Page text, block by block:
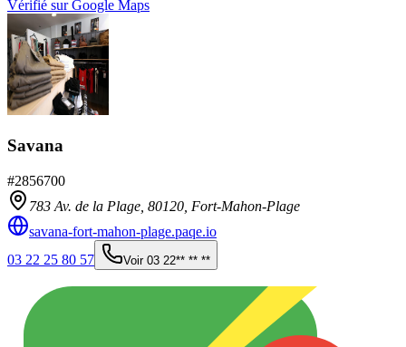
Vérifié sur Google Maps
Savana
#2856700
783 Av. de la Plage, 80120 Fort-Mahon-Plage
savana-fort-mahon-plage.paqe.io
03 22 25 80 57
Voir 03 22** ** **